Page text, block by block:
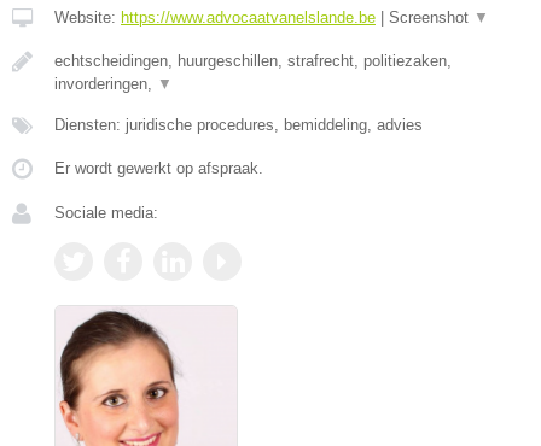
Website: https://www.advocaatvanelslande.be Screenshot ▼
echtscheidingen, huurgeschillen, strafrecht, politiezaken,
invorderingen,
▼
Diensten: juridische procedures, bemiddeling, advies
Er wordt gewerkt op afspraak.
Sociale media: